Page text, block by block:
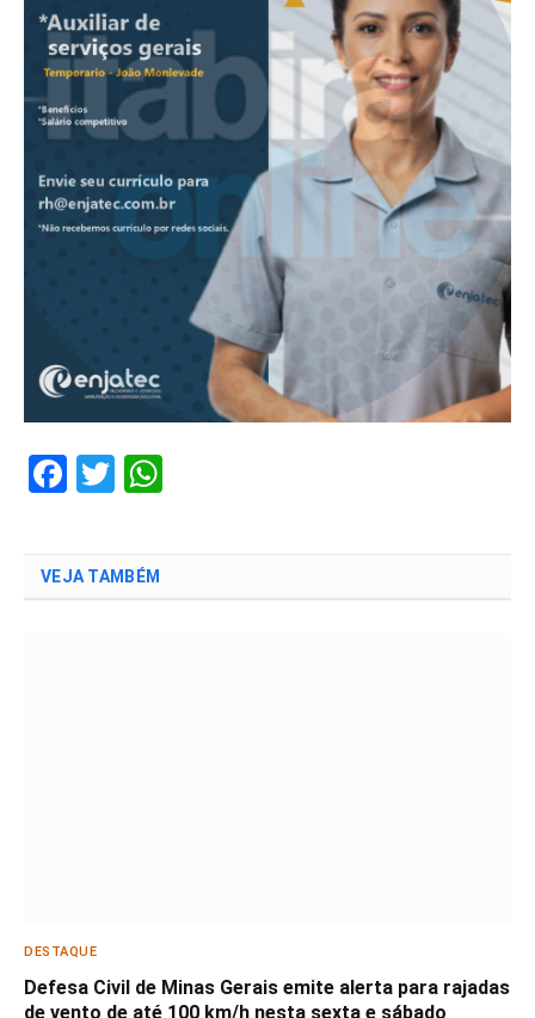
Facebook
Twitter
VEJA TAMBÉM
DESTAQUE
Defesa Civil de Minas Gerais emite alerta para rajadas
de vento de até 100 km/h nesta sexta e sábado